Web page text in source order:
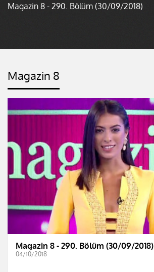
Magazin 8 - 290. Bölüm (30/09/2018)
Magazin 8
Magazin 8 - 290. Bölüm (30/09/2018)
04/10/2018